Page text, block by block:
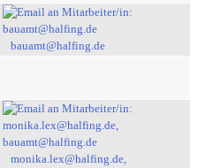
bauamt@halfing.de
monika.lex@halfing.de,